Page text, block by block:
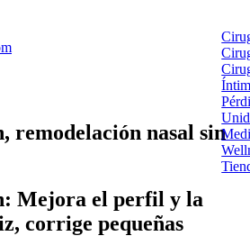
remodelación nasal sin
Mejora el perfil y la
corrige pequeñas